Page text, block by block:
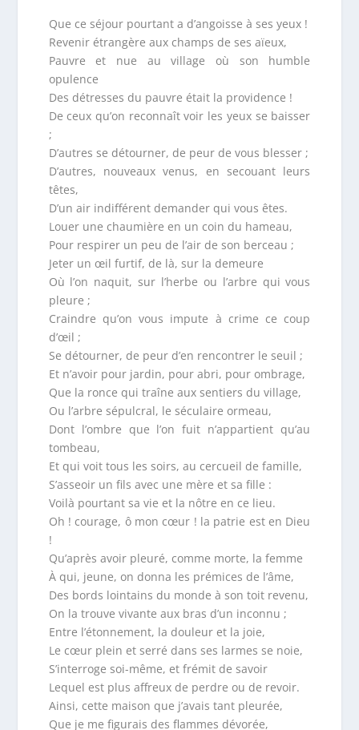
Que ce séjour pourtant a d’angoisse à ses yeux !
Revenir étrangère aux champs de ses aïeux,
Pauvre et nue au village où son humble
opulence
Des détresses du pauvre était la providence !
De ceux qu’on reconnaît voir les yeux se baisser
;
D’autres se détourner, de peur de vous blesser ;
D’autres, nouveaux venus, en secouant leurs
têtes,
D’un air indifférent demander qui vous êtes.
Louer une chaumière en un coin du hameau,
Pour respirer un peu de l’air de son berceau ;
Jeter un œil furtif, de là, sur la demeure
Où l’on naquit, sur l’herbe ou l’arbre qui vous
pleure ;
Craindre qu’on vous impute à crime ce coup
d’œil ;
Se détourner, de peur d’en rencontrer le seuil ;
Et n’avoir pour jardin, pour abri, pour ombrage,
Que la ronce qui traîne aux sentiers du village,
Ou l’arbre sépulcral, le séculaire ormeau,
Dont l’ombre que l’on fuit n’appartient qu’au
tombeau,
Et qui voit tous les soirs, au cercueil de famille,
S’asseoir un fils avec une mère et sa fille :
Voilà pourtant sa vie et la nôtre en ce lieu.
Oh ! courage, ô mon cœur ! la patrie est en Dieu
!
Qu’après avoir pleuré, comme morte, la femme
À qui, jeune, on donna les prémices de l’âme,
Des bords lointains du monde à son toit revenu,
On la trouve vivante aux bras d’un inconnu ;
Entre l’étonnement, la douleur et la joie,
Le cœur plein et serré dans ses larmes se noie,
S’interroge soi-même, et frémit de savoir
Lequel est plus affreux de perdre ou de revoir.
Ainsi, cette maison que j’avais tant pleurée,
Que je me figurais des flammes dévorée,